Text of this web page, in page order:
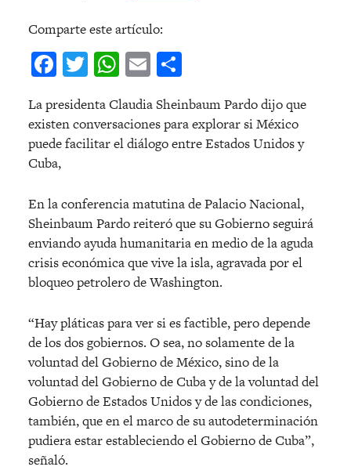
Comparte este artículo:
Facebook
Twitter
WhatsApp
Email
La presidenta Claudia Sheinbaum Pardo dijo que
existen conversaciones para explorar si México
puede facilitar el diálogo entre Estados Unidos y
Cuba,
En la conferencia matutina de Palacio Nacional,
Sheinbaum Pardo reiteró que su Gobierno seguirá
enviando ayuda humanitaria en medio de la aguda
crisis económica que vive la isla, agravada por el
bloqueo petrolero de Washington.
“Hay pláticas para ver si es factible, pero depende
de los dos gobiernos. O sea, no solamente de la
voluntad del Gobierno de México, sino de la
voluntad del Gobierno de Cuba y de la voluntad del
Gobierno de Estados Unidos y de las condiciones,
también, que en el marco de su autodeterminación
pudiera estar estableciendo el Gobierno de Cuba”,
señaló.